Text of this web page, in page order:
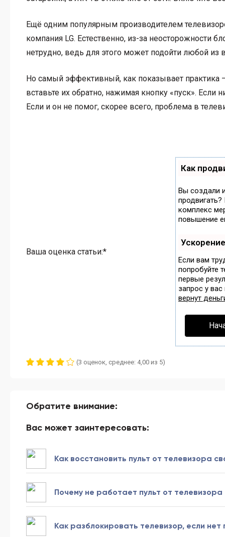
Ещё одним популярным производителем
компания LG. Естественно, из-за неосторожности
нетрудно, ведь для этого может подойти любой
Но самый эффективный, как показывает практика
вставьте их обратно, нажимая кнопку «пуск».
Если и он не помог, скорее всего, проблема в
Ваша оценка статьи:*
Как
Вы создали
комплекс
повышение
Если вам
попробуйте
первые
запрос у
вернут
(3 оценок, среднее: 4,00 из 5)
Обратите внимание:
Вас может заинтересовать:
Как восстановить пульт от телевизора
Почему не работает пульт от телевизора
Как разблокировать телевизор, если нет